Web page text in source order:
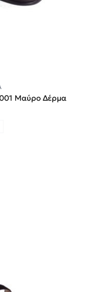
Μαύρο Δέρμα
was: €49.00.
τρέχουσα τιμή